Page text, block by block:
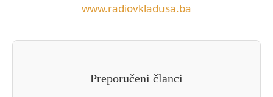
www.radiovkladusa.ba
Preporučeni članci